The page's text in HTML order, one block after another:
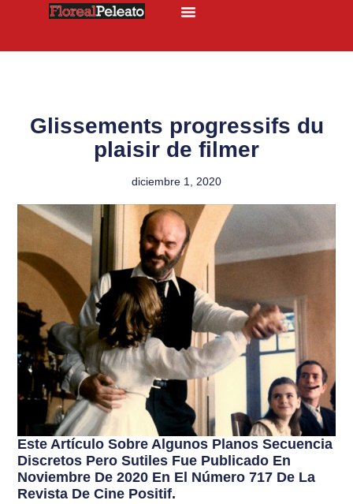
Glissements progressifs du
plaisir de filmer
diciembre 1, 2020
Este Artículo Sobre Algunos Planos Secuencia
Discretos Pero Sutiles Fue Publicado En
Noviembre De 2020 En El Número 717 De La
Revista De Cine Positif.